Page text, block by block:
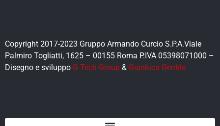
Copyright 2017-2023 Gruppo Armando Curcio S.P.A.Viale
Palmiro Togliatti, 1625 – 00155 Roma P.IVA 05398071000 –
Disegno e sviluppo G Tech Group & Gianluca Gentile